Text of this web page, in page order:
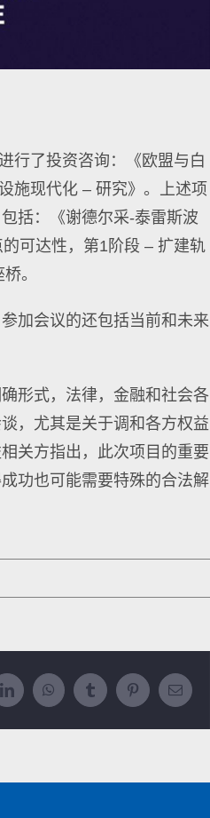
行了投资咨询：《欧盟与白
施现代化 – 研究》。上述项
括：《谢德尔采-泰雷斯波
可达性，第1阶段 – 扩建轨
。
加会议的还包括当前和未来
形式，法律，金融和社会各
，尤其是关于调和各方权益
关方指出，此次项目的重要
功也可能需要特殊的合法解
LinkedInWhatsAppTumblr PinterestEmail